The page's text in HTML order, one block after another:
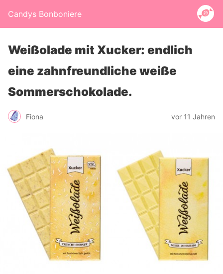
Candys Bonboniere
Weißolade mit Xucker: endlich
eine zahnfreundliche weiße
Sommerschokolade.
Fiona vor 11 Jahren